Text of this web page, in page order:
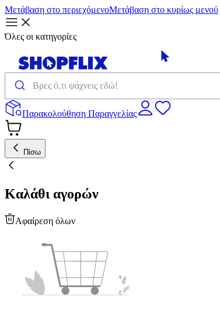
Μετάβαση στο περιεχόμενοΜετάβαση στο κυρίως μενού
Όλες οι κατηγορίες
Παρακολούθηση Παραγγελίας
Πίσω
Καλάθι αγορών
Αφαίρεση όλων